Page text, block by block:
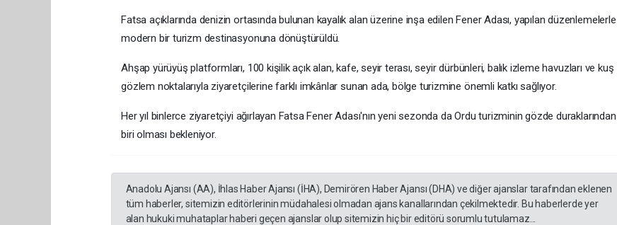
Fatsa açıklarında denizin ortasında bulunan kayalık alan üzerine inşa edilen Fener Adası, yapılan düzenlemelerle
modern bir turizm destinasyonuna dönüştürüldü.
Ahşap yürüyüş platformları, 100 kişilik açık alan, kafe, seyir terası, seyir dürbünleri, balık izleme havuzları ve kuş
gözlem noktalarıyla ziyaretçilerine farklı imkânlar sunan ada, bölge turizmine önemli katkı sağlıyor.
Her yıl binlerce ziyaretçiyi ağırlayan Fatsa Fener Adası'nın yeni sezonda da Ordu turizminin gözde duraklarından
biri olması bekleniyor.
Anadolu Ajansı (AA), İhlas Haber Ajansı (İHA), Demirören Haber Ajansı (DHA) ve diğer ajanslar tarafından eklenen
tüm haberler, sitemizin editörlerinin müdahalesi olmadan ajans kanallarından çekilmektedir. Bu haberlerde yer
alan hukuki muhataplar haberi geçen ajanslar olup sitemizin hiç bir editörü sorumlu tutulamaz...